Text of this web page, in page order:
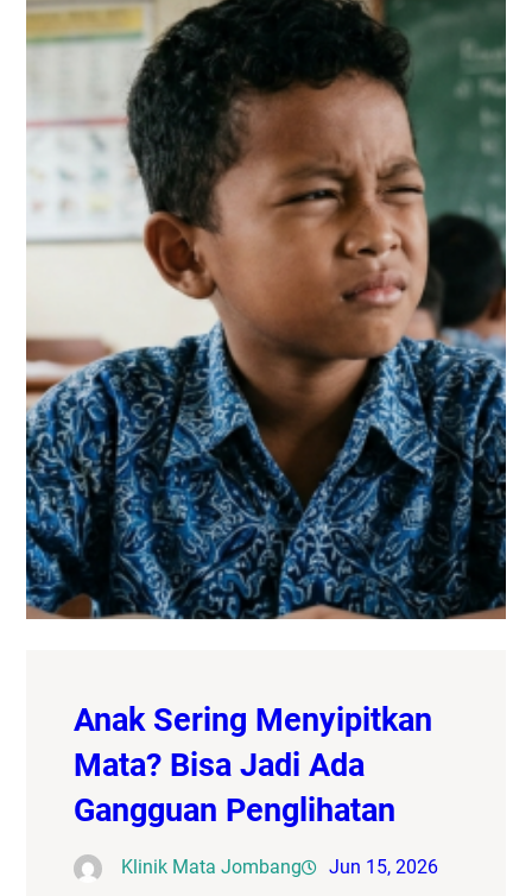
Anak Sering Menyipitkan
Mata? Bisa Jadi Ada
Gangguan Penglihatan
Klinik Mata Jombang Jun 15, 2026